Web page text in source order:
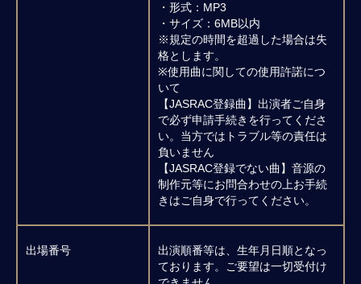
・形式：MP3
・サイズ：6MB以内
※規定の時間を超過した場合は失
格とします。
※使用曲に関しての使用許諾につ
いて
【JASRAC登録曲】出演者ご自身
で必ず申請手続きを行ってくださ
い。当方ではトラブル等の責任は
負いません
【JASRAC登録でない曲】音源の
制作元等にお問合わせの上お手続
きはご自身で行ってください。
出場番号
出演順番等は、生年月日順となっ
ております。ご要望は一切受付け